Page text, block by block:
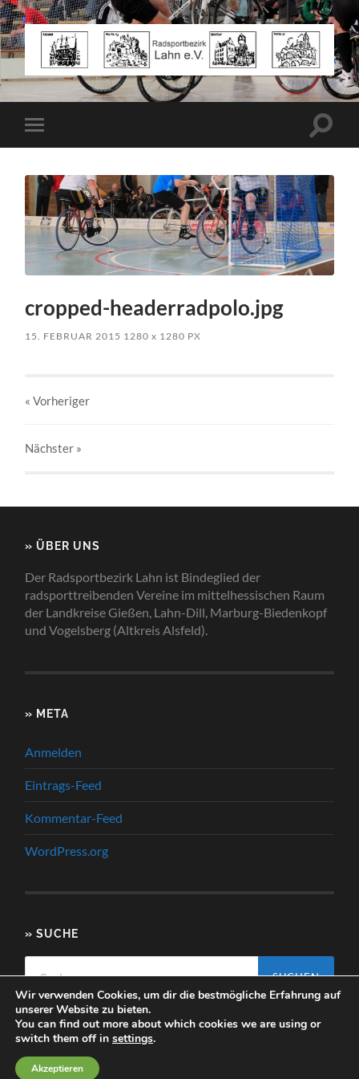
Radsportbezirk
Lahn
e.V.
Menü
cropped-headerradpolo.jpg
15. FEBRUAR 2015 1280x 1280 PX
« Vorheriger
Nächster »
» ÜBER UNS
Der Radsportbezirk Lahn ist Bindeglied der
radsporttreibenden Vereine im mittelhessischen Raum
der Landkreise Gießen, Lahn-Dill, Marburg-Biedenkopf
und Vogelsberg (Altkreis Alsfeld).
» META
Anmelden
Eintrags-Feed
Kommentar-Feed
WordPress.org
» SUCHE
© 2026 RADSPORTBEZIRK LAHN E.V.
Wir verwenden Cookies, um dir die bestmögliche Erfahrung auf
unserer Website zu bieten.
You can find out more about which cookies we are using or
switch them off in settings.
Akzeptieren